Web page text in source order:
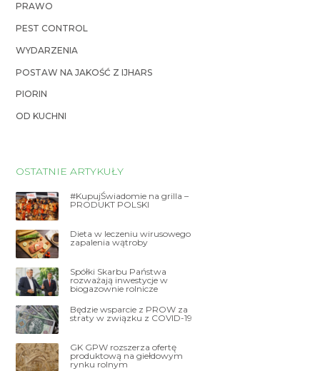
PRAWO
PEST CONTROL
WYDARZENIA
POSTAW NA JAKOŚĆ Z IJHARS
PIORIN
OD KUCHNI
OSTATNIE ARTYKUŁY
#KupujŚwiadomie na grilla –
PRODUKT POLSKI
Dieta w leczeniu wirusowego
zapalenia wątroby
Spółki Skarbu Państwa
rozważają inwestycje w
biogazownie rolnicze
Będzie wsparcie z PROW za
straty w związku z COVID-19
GK GPW rozszerza ofertę
produktową na giełdowym
rynku rolnym